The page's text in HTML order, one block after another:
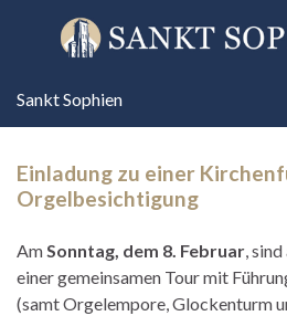
Sankt Sophien
Einladung zu einer
Orgelbesichtigung
AmSonntag, dem 8. Februar,
einer gemeinsamen Tour mit
(samt Orgelempore, Glockenturm